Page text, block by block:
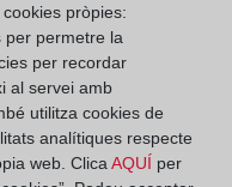
17:00 horas
09:00 a 14:00 horas
de 09:00 a 14:00
pròpies:
per permetre la
per recordar
al servei amb
utilitza cookies de
analítiques respecte
web. Clica AQUÍ per